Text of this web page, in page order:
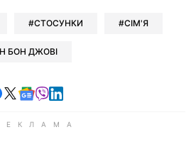
СТОСУНКИ СІМ'Я
БОН ДЖОВІ
у Telegram
Читайте у Facebook
Читайте у X
Читайте у Google news
Читайте у Viber
Читайте у LinkedIn